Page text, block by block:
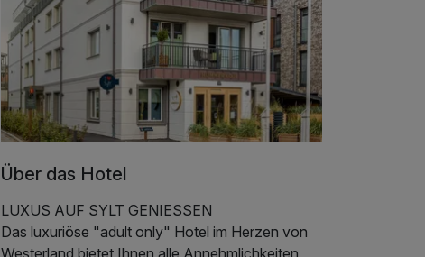
Über das Hotel
LUXUS AUF SYLT GENIESSEN
Das luxuriöse "adult only" Hotel im Herzen von
Westerland bietet Ihnen alle Annehmlichkeiten,